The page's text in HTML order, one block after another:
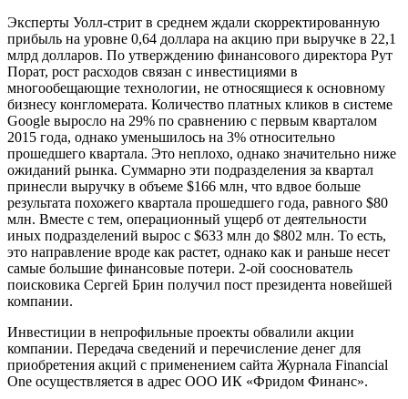
Эксперты Уолл-стрит в среднем ждали скорректированную
прибыль на уровне 0,64 доллара на акцию при выручке в 22,1
млрд долларов. По утверждению финансового директора Рут
Порат, рост расходов связан с инвестициями в
многообещающие технологии, не относящиеся к основному
бизнесу конгломерата. Количество платных кликов в системе
Google выросло на 29% по сравнению с первым кварталом
2015 года, однако уменьшилось на 3% относительно
прошедшего квартала. Это неплохо, однако значительно ниже
ожиданий рынка. Суммарно эти подразделения за квартал
принесли выручку в объеме $166 млн, что вдвое больше
результата похожего квартала прошедшего года, равного $80
млн. Вместе с тем, операционный ущерб от деятельности
иных подразделений вырос с $633 млн до $802 млн. То есть,
это направление вроде как растет, однако как и раньше несет
самые большие финансовые потери. 2-ой сооснователь
поисковика Сергей Брин получил пост президента новейшей
компании.
Инвестиции в непрофильные проекты обвалили акции
компании. Передача сведений и перечисление денег для
приобретения акций с применением сайта Журнала Financial
One осуществляется в адрес ООО ИК «Фридом Финанс».